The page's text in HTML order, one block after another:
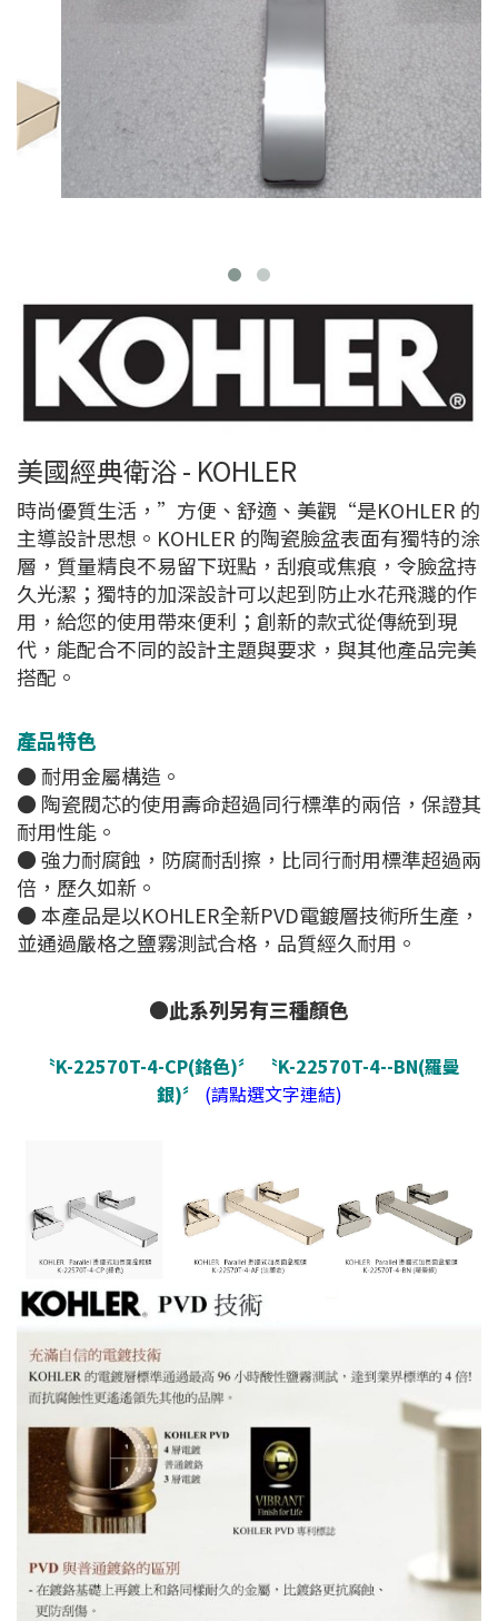
美國經典衛浴 - KOHLER
時尚優質生活，”方便、舒適、美觀“是KOHLER 的
主導設計思想。KOHLER 的陶瓷臉盆表面有獨特的涂
層，質量精良不易留下斑點，刮痕或焦痕，令臉盆持
久光潔；獨特的加深設計可以起到防止水花飛濺的作
用，給您的使用帶來便利；創新的款式從傳統到現
代，能配合不同的設計主題與要求，與其他產品完美
搭配。
產品特色
● 耐用金屬構造。
● 陶瓷閥芯的使用壽命超過同行標準的兩倍，保證其
耐用性能。
● 強力耐腐蝕，防腐耐刮擦，比同行耐用標準超過兩
倍，歷久如新。
● 本產品是以KOHLER全新PVD電鍍層技術所生產，
並通過嚴格之鹽霧測試合格，品質經久耐用。
●此系列另有三種顏色
〝K-22570T-4-CP(鉻色)〞
〝K-22570T-4--BN(羅曼
銀)〞
(請點選文字連結)